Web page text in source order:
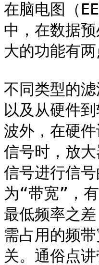
在脑电图（
中，在数据
大的功能有
不同类型的
以及从硬件
波外，在硬
信号时，放
信号进行信
为“带宽”，
最低频率之
需占用的频
关。通俗点